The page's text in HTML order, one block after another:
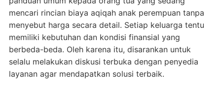
mencari rincian biaya aqiqah anak perempuan tanpa
menyebut harga secara detail. Setiap keluarga tentu
memiliki kebutuhan dan kondisi finansial yang
berbeda-beda. Oleh karena itu, disarankan untuk
selalu melakukan diskusi terbuka dengan penyedia
layanan agar mendapatkan solusi terbaik.